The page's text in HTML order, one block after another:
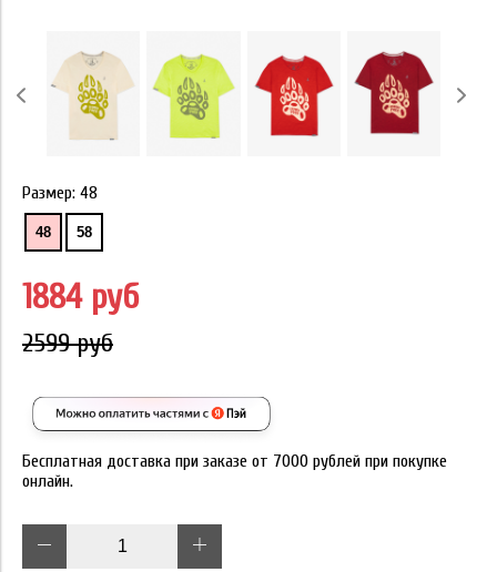
Размер: 48
48 58
1884 руб
2599 руб
Бесплатная доставка при заказе от 7000 рублей при покупке
онлайн.